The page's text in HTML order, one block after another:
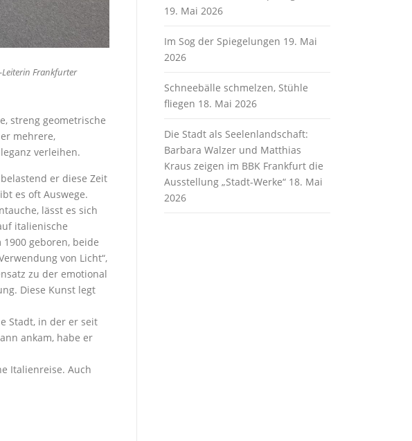
Frankfurter
streng geometrische
mehrere,
verleihen.
er diese Zeit
es oft Auswege.
lässt es sich
italienische
geboren, beide
von Licht“,
zu der emotional
Diese Kunst legt
Stadt, in der er seit
ankam, habe er
Italienreise. Auch
19. Mai 2026
Im Sog der Spiegelungen 19. Mai
2026
Schneebälle schmelzen, Stühle
fliegen 18. Mai 2026
Die Stadt als Seelenlandschaft:
Barbara Walzer und Matthias
Kraus zeigen im BBK Frankfurt die
Ausstellung „Stadt-Werke“ 18. Mai
2026